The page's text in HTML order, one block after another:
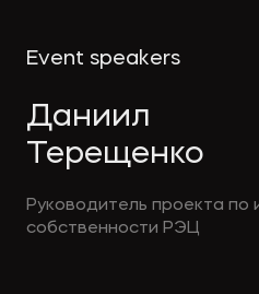
Event speakers
Даниил
Терещенко
Руководитель проекта по
собственности РЭЦ